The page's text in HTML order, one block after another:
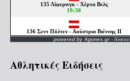
powered by Agones.gr-
Αθλητικές Ειδήσεις